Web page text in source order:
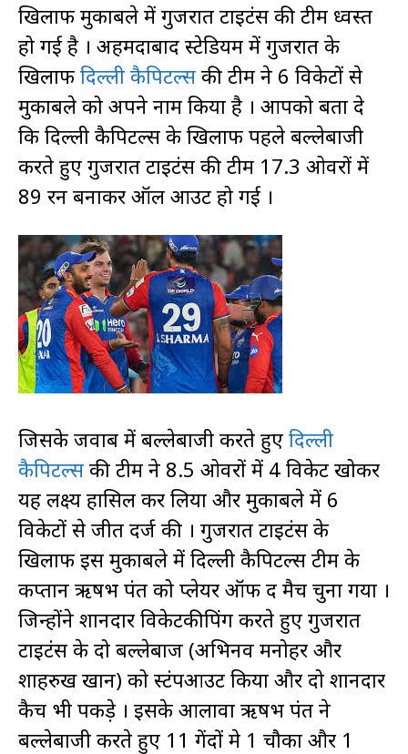
खिलाफ मुकाबले में गुजरात टाइटंस की टीम ध्वस्त
हो गई है । अहमदाबाद स्टेडियम में गुजरात के
खिलाफ दिल्ली कैपिटल्स की टीम ने 6 विकेटों से
मुकाबले को अपने नाम किया है । आपको बता दे
कि दिल्ली कैपिटल्स के खिलाफ पहले बल्लेबाजी
करते हुए गुजरात टाइटंस की टीम 17.3 ओवरों में
89 रन बनाकर ऑल आउट हो गई ।
जिसके जवाब में बल्लेबाजी करते हुए दिल्ली
कैपिटल्स की टीम ने 8.5 ओवरों में 4 विकेट खोकर
यह लक्ष्य हासिल कर लिया और मुकाबले में 6
विकेटों से जीत दर्ज की । गुजरात टाइटंस के
खिलाफ इस मुकाबले में दिल्ली कैपिटल्स टीम के
कप्तान ऋषभ पंत को प्लेयर ऑफ द मैच चुना गया ।
जिन्होंने शानदार विकेटकीपिंग करते हुए गुजरात
टाइटंस के दो बल्लेबाज (अभिनव मनोहर और
शाहरुख खान) को स्टंपआउट किया और दो शानदार
कैच भी पकड़े । इसके आलावा ऋषभ पंत ने
बल्लेबाजी करते हुए 11 गेंदों मे 1 चौका और 1